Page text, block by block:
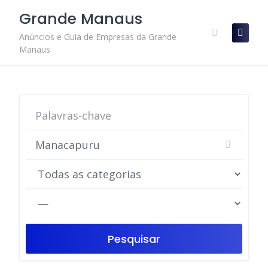
content
Grande Manaus
Anúncios e Guia de Empresas da Grande
Manaus
Pesquisar